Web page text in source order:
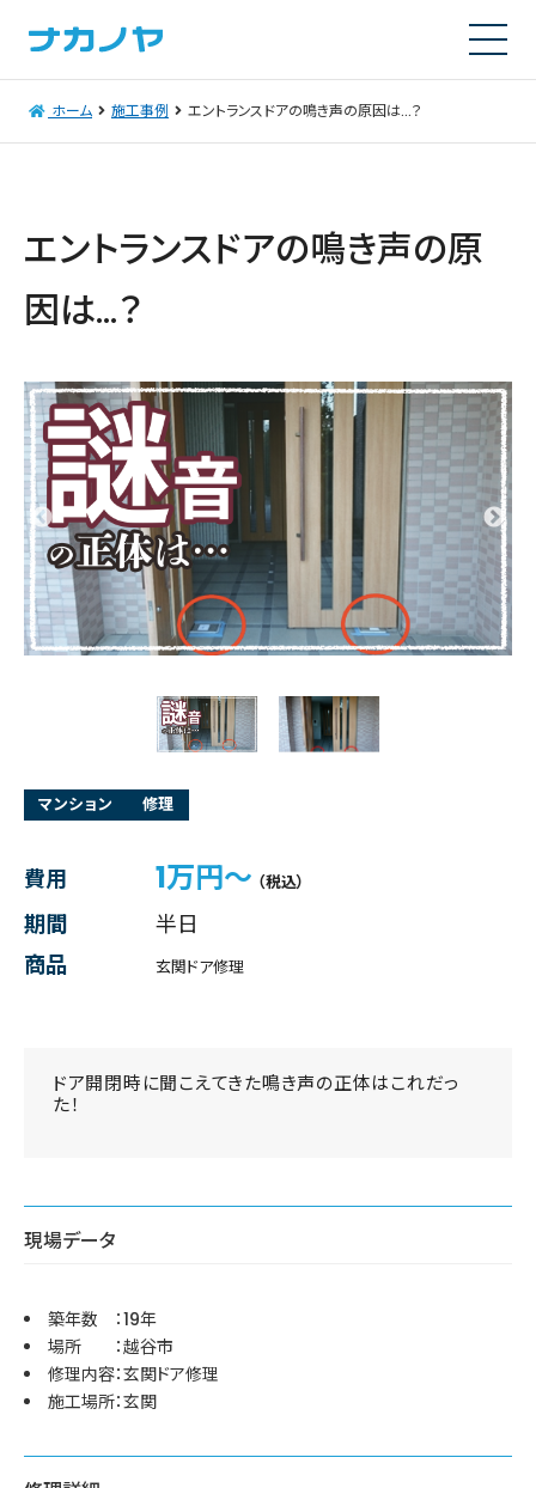
ホーム 施工事例 エントランスドアの鳴き声の原因は…？
エントランスドアの鳴き声の原
因は…？
マンション 修理
費用 1万円～ （税込）
期間
半日
商品
玄関ドア修理
ドア開閉時に聞こえてきた鳴き声の正体はこれだっ
た！
現場データ
築年数 ：19年
場所 ：越谷市
修理内容：玄関ドア修理
施工場所：玄関